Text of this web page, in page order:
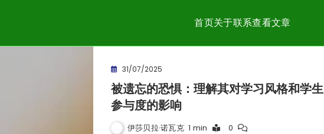
首页关于联系查看文章
31/07/2025
被遗忘的恐惧：理解其对学习风格和学生
参与度的影响
伊莎贝拉·诺瓦克 1 min 0